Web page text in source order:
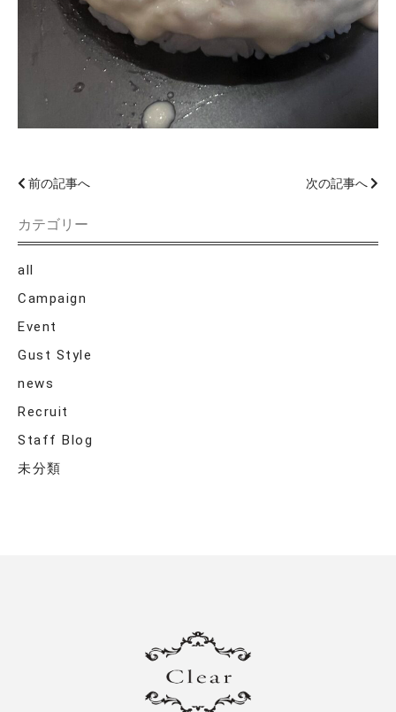
前の記事へ 次の記事へ
カテゴリー
all
Campaign
Event
Gust Style
news
Recruit
Staff Blog
未分類